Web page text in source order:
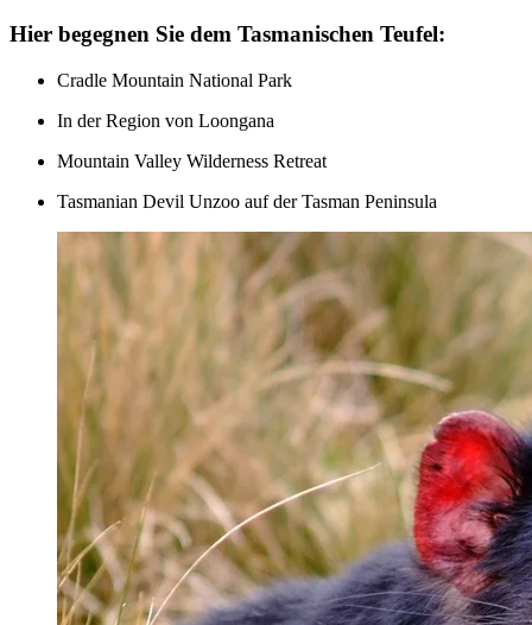
Hier begegnen Sie dem Tasmanischen Teufel:
Cradle Mountain National Park
In der Region von Loongana
Mountain Valley Wilderness Retreat
Tasmanian Devil Unzoo auf der Tasman Peninsula